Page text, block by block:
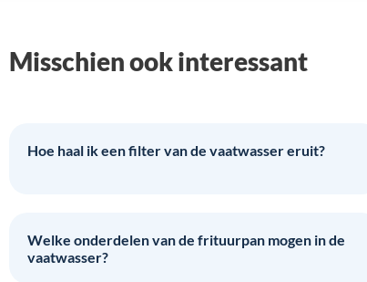
Misschien ook interessant
Hoe haal ik een filter van de vaatwasser eruit?
Welke onderdelen van de frituurpan mogen in de
vaatwasser?